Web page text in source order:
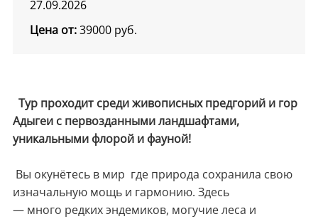
27.09.2026
Цена от: 39000 руб.
Тур проходит среди живописных предгорий и гор
Адыгеи с первозданными ландшафтами,
уникальными флорой и фауной!
Вы окунётесь в мир где природа сохранила свою
изначальную мощь и гармонию. Здесь
— много редких эндемиков, могучие леса и